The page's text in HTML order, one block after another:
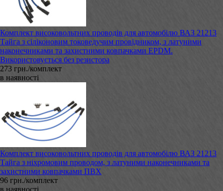
Комплект високовольтних проводів для автомобілю ВАЗ 21213
Тайга з сіліконовим токоведучим провідником, з латуними
наконечниками та захистними ковпачками EPDM.
Використовується без резистора
273 грн./комплект
в наявності
Комплект високовольтних проводів для автомобілю ВАЗ 21213
Тайга з ніхромовим проводом, з латуними наконечниками та
захистними ковпачками ПВХ
96 грн./комплект
в наявності